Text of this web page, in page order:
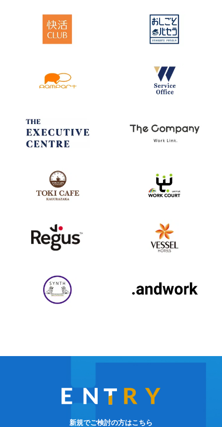
新規でご検討の方はこちら